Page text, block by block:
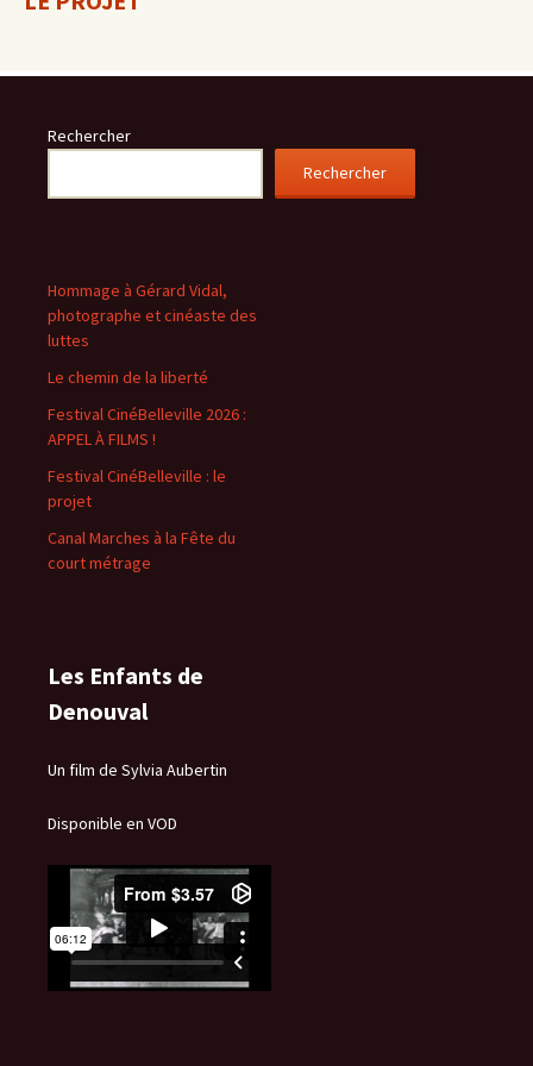
Rechercher
Rechercher
Hommage à Gérard Vidal,
photographe et cinéaste des
luttes
Le chemin de la liberté
Festival CinéBelleville 2026 :
APPEL À FILMS !
Festival CinéBelleville : le
projet
Canal Marches à la Fête du
court métrage
Les Enfants de
Denouval
Un film de Sylvia Aubertin
Disponible en VOD